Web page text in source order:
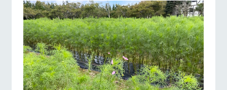
営業時
間・料金
交通アク
セス
よくいた
りを存分に味わ
う
なかで動物とふ
れあう
ど、楽しみなが
ら学べる様々な
アクティビティ
レストラ
ン
牧場の生産品を
知り尽くした料
ショップ
／お買い
物
丹精込めて育て
牧場マッ
プ
牧場マップのダ
ウンロード
ブログ
お問い合わせ・資料請求
生産品カタログ・資料DL
English (Google Translate)
動物とふれあう アクティビティ/体験 ショップ/お買い物
牧場マップを見る 周遊バス